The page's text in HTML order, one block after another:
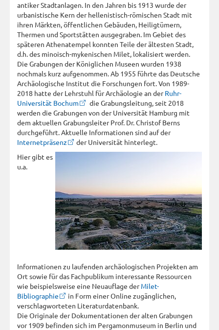
antiker Stadtanlagen. In den Jahren bis 1913 wurde der
urbanistische Kern der hellenistisch-römischen Stadt mit
ihren Märkten, öffentlichen Gebäuden, Heiligtümern,
Thermen und Sportstätten ausgegraben. Im Gebiet des
späteren Athenatempel konnten Teile der ältesten Stadt,
d.h. des minoisch-mykenischen Milet, lokalisiert werden.
Die Grabungen der Königlichen Museen wurden 1938
nochmals kurz aufgenommen. Ab 1955 führte das Deutsche
Archäologische Institut die Forschungen fort. Von 1989-
2018 hatte der Lehrstuhl für Archäologie an derRuhr-
Universität Bochum
die Grabungsleitung, seit 2018
werden die Grabungen von der Universität Hamburg mit
dem aktuellen Grabungsleiter Prof. Dr. Christof Berns
durchgeführt. Aktuelle Informationen sind auf der
Internetpräsenz
der Universität hinterlegt.
Hier gibt es
u.a.
Informationen zu laufenden archäologischen Projekten am
Ort sowie für das Fachpublikum interessante Ressourcen
wie beispielsweise eine Neuauflage derMilet-
Bibliographie
in Form einer Online zugänglichen,
verschlagworteten Literaturdatenbank.
Die Originale der Dokumentationen der alten Grabungen
vor 1909 befinden sich im Pergamonmuseum in Berlin und